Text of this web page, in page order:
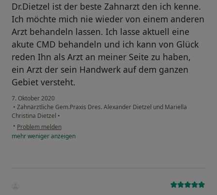
Dr.Dietzel ist der beste Zahnarzt den ich kenne.
Ich möchte mich nie wieder von einem anderen
Arzt behandeln lassen. Ich lasse aktuell eine
akute CMD behandeln und ich kann von Glück
reden Ihn als Arzt an meiner Seite zu haben,
ein Arzt der sein Handwerk auf dem ganzen
Gebiet versteht.
7. Oktober 2020
• Zahnärztliche Gem.Praxis Dres. Alexander Dietzel und Mariella
Christina Dietzel •
• Problem melden
mehrwenigeranzeigen